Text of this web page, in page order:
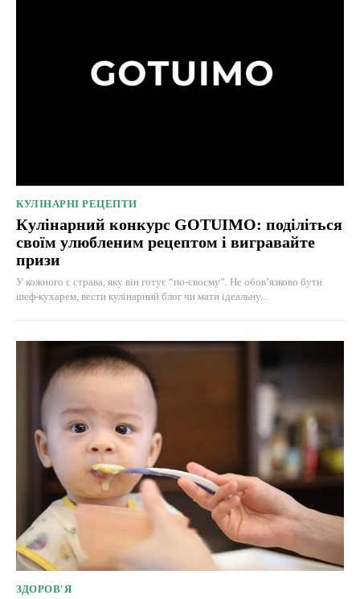
КУЛІНАРНІ РЕЦЕПТИ
Кулінарний конкурс GOTUIMO: поділіться
своїм улюбленим рецептом і вигравайте
призи
У кожного є страва, яку він готує “по-своєму”. Не обов’язково бути
шеф-кухарем, вести кулінарний блог чи мати ідеальну...
ЗДОРОВ'Я